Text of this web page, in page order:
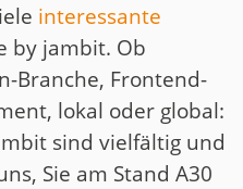
interessante
by jambit. Ob
Branche, Frontend-
lokal oder global:
sind vielfältig und
Sie am Stand A30